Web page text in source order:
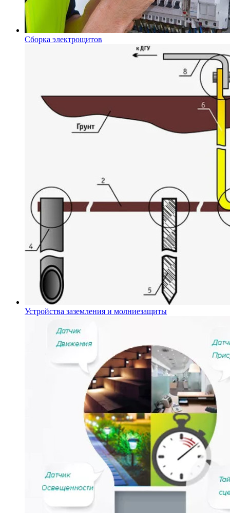
Сборка электрощитов
Устройства заземления и молниезащиты